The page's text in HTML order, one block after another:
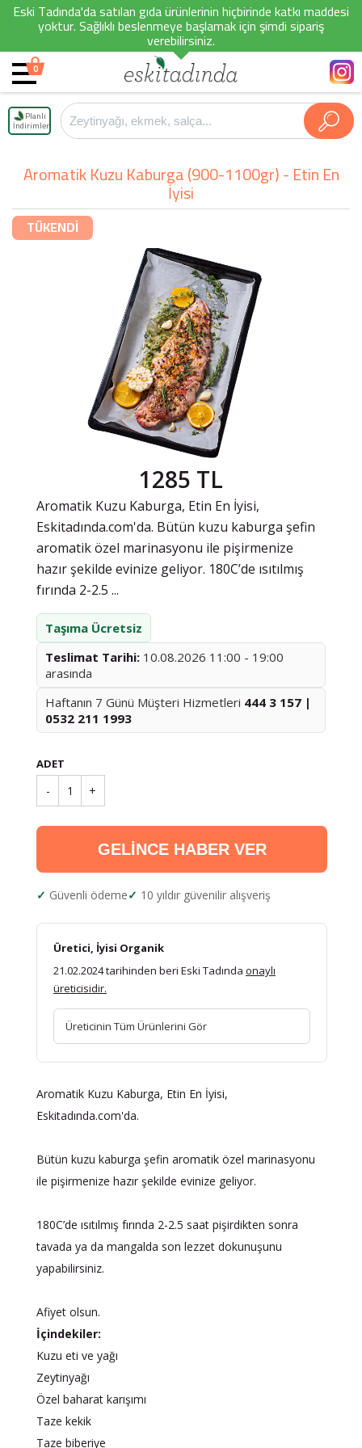
Eski Tadında'da satılan gıda ürünlerinin hiçbirinde katkı maddesi
yoktur. Sağlıklı beslenmeye başlamak için şimdi sipariş
verebilirsiniz.
0
Planlı
İndirimler
Aromatik Kuzu Kaburga (900-1100gr) - Etin En
İyisi
TÜKENDİ
1285 TL
Aromatik Kuzu Kaburga, Etin En İyisi,
Eskitadında.com'da. Bütün kuzu kaburga şefin
aromatik özel marinasyonu ile pişirmenize
hazır şekilde evinize geliyor. 180C’de ısıtılmış
fırında 2-2.5 ...
Taşıma Ücretsiz
Teslimat Tarihi: 10.08.2026 11:00 - 19:00
arasında
Haftanın 7 Günü Müşteri Hizmetleri 444 3 157 |
0532 211 1993
ADET
- 1 +
GELİNCE HABER VER
Güvenli ödeme 10 yıldır güvenilir alışveriş
Üretici, İyisi Organik
21.02.2024 tarihinden beri Eski Tadında onaylı
üreticisidir.
Üreticinin Tüm Ürünlerini Gör
Aromatik Kuzu Kaburga, Etin En İyisi,
Eskitadında.com'da.
Bütün kuzu kaburga şefin aromatik özel marinasyonu
ile pişirmenize hazır şekilde evinize geliyor.
180C’de ısıtılmış fırında 2-2.5 saat pişirdikten sonra
tavada ya da mangalda son lezzet dokunuşunu
yapabilirsiniz.
Afiyet olsun.
İçindekiler:
Kuzu eti ve yağı
Zeytinyağı
Özel baharat karışımı
Taze kekik
Taze biberiye